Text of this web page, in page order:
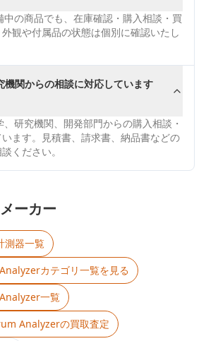
中の商品でも、在庫確認・購入相談・買
観や付属品の状態は個別に確認いたし
機関からの相談に対応しています
研究機関、開発部門からの購入相談・
ます。見積書、請求書、納品書などの
ください。
ーカー
測器一覧
カテゴリ一覧を見る
一覧
Analyzerの買取査定